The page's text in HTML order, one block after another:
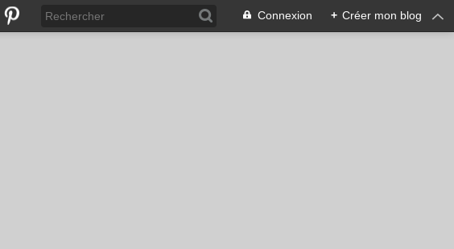
Connexion + Créer mon blog